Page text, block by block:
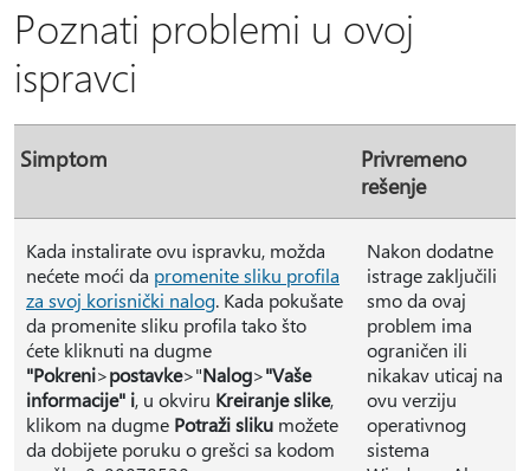
Poznati problemi u ovoj
ispravci
Simptom
Privremeno
rešenje
Kada instalirate ovu ispravku, možda
nećete moći da promenite sliku profila
za svoj korisnički nalog. Kada pokušate
da promenite sliku profila tako što
ćete kliknuti na dugme
"Pokreni>postavke>"Nalog>"Vaše
informacije" i, u okviru Kreiranje slike,
klikom na dugme Potraži sliku možete
da dobijete poruku o grešci sa kodom
Nakon dodatne
istrage zaključili
smo da ovaj
problem ima
ograničen ili
nikakav uticaj na
ovu verziju
operativnog
sistema